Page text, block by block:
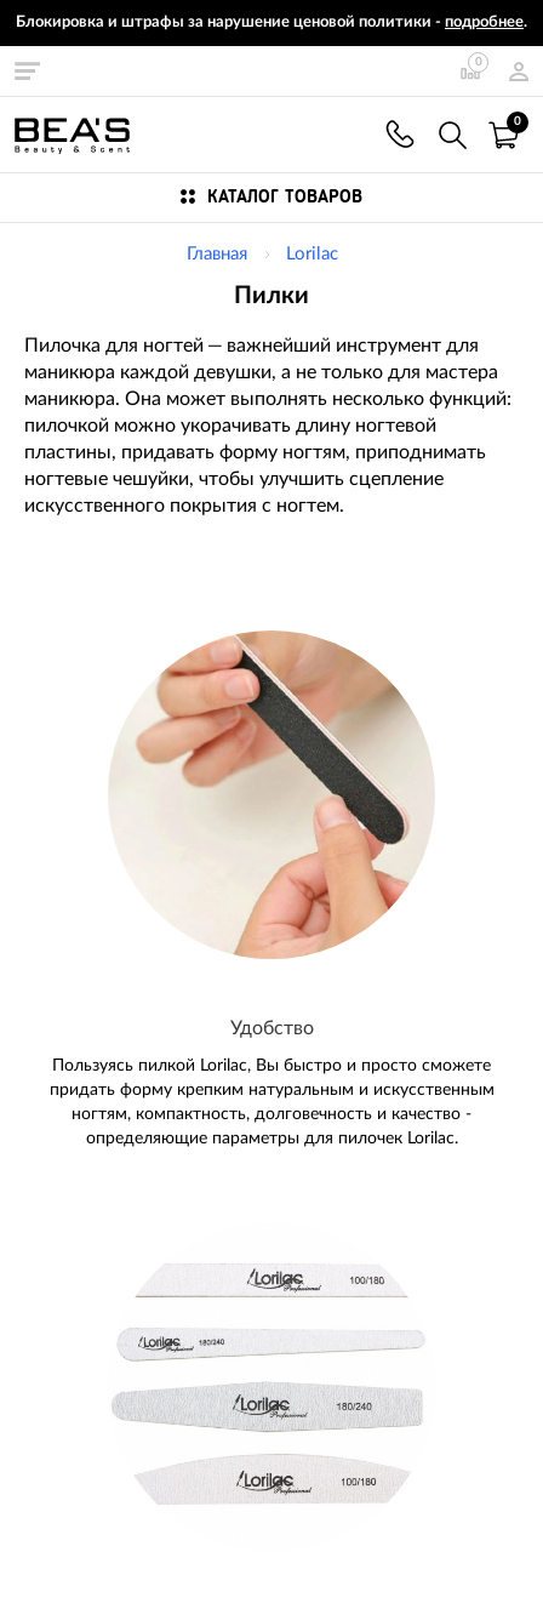
Блокировка и штрафы за нарушение ценовой политики - подробнее.
0
0
КАТАЛОГ ТОВАРОВ
Главная Lorilac
Пилки
Пилочка для ногтей — важнейший инструмент для
маникюра каждой девушки, а не только для мастера
маникюра. Она может выполнять несколько функций:
пилочкой можно укорачивать длину ногтевой
пластины, придавать форму ногтям, приподнимать
ногтевые чешуйки, чтобы улучшить сцепление
искусственного покрытия с ногтем.
Удобство
Пользуясь пилкой Lorilac, Вы быстро и просто сможете
придать форму крепким натуральным и искусственным
ногтям, компактность, долговечность и качество -
определяющие параметры для пилочек Lorilac.